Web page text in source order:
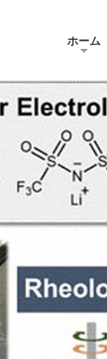
ホーム